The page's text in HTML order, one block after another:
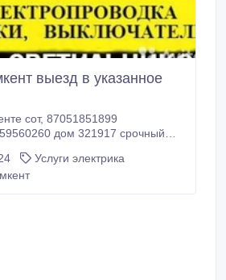
выезд в указанное
и ревизия
Услуги электрика